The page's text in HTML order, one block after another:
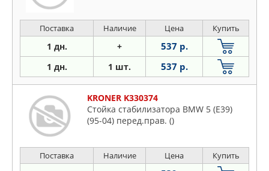
Поставка Наличие Цена Купить
1 дн. + 537 р.
1 дн. 1 шт. 537 р.
KRONER K330374
Стойка стабилизатора BMW 5 (E39)
(95-04) перед.прав. ()
Поставка Наличие Цена Купить